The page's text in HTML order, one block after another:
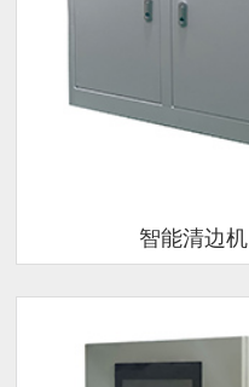
智能清边机